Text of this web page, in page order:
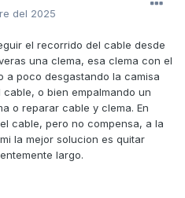
del 2025
el recorrido del cable desde
una clema, esa clema con el
a poco desgastando la camisa
o bien empalmando un
o reparar cable y clema. En
cable, pero no compensa, a la
la mejor solucion es quitar
largo.